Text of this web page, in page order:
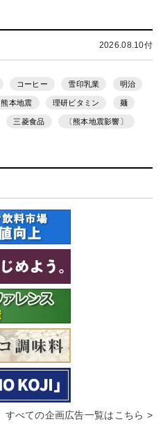
2026.08.10付
コーヒー 雪印乳業 明治
熊本地震 理研ビタミン 麺
三菱食品 〔熊本地震影響〕
すべての企画広告一覧はこちら >